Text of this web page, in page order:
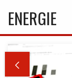
ENERGIE
